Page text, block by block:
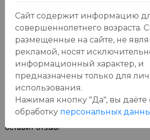
Отзывы:
У данного товара еще нет отзывов,
оставит отзыв!
Сайт содержит информацию
совершеннолетнего возраста.
размещенные на сайте, не
рекламой, носят
информационный характер, и
предназначены только для
использования.
Нажимая кнопку "Да", вы даёте
обработку персональных